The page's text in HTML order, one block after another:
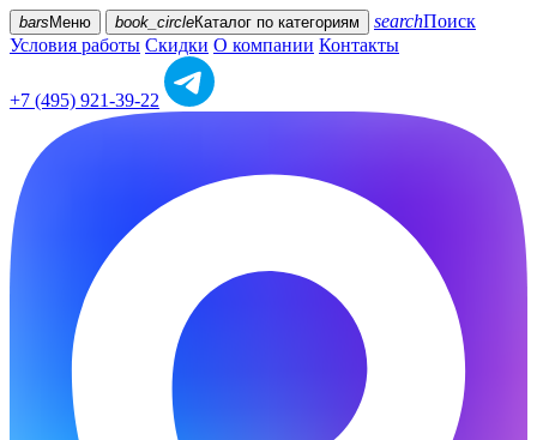
bars Меню book_circleКаталог по категориям searchПоиск
Условия работы Скидки О компании Контакты
+7 (495) 921-39-22